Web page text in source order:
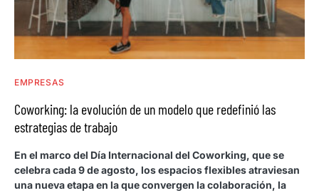
EMPRESAS
Coworking: la evolución de un modelo que redefinió las
estrategias de trabajo
En el marco del Día Internacional del Coworking, que se
celebra cada 9 de agosto, los espacios flexibles atraviesan
una nueva etapa en la que convergen la colaboración, la